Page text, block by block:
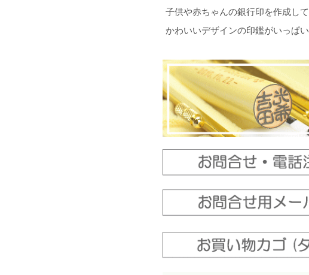
子供や赤ちゃんの銀行印を作成し
かわいいデザインの印鑑がいっぱ